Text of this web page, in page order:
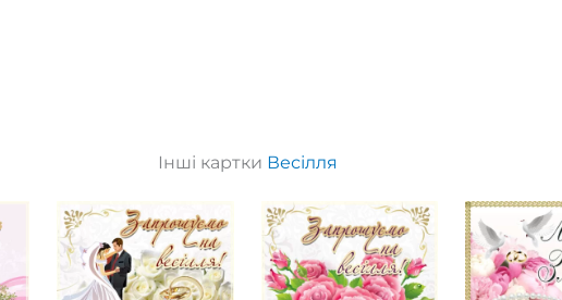
Інші картки Весілля